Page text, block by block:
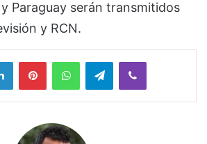
Paraguay serán transmitidos
y RCN.
LinkedInPinterestWhatsAppTelegramViber